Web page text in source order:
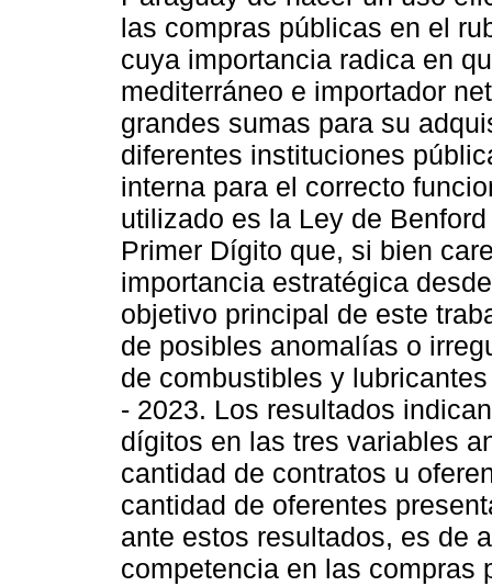
las compras públicas en el
cuya importancia radica en
mediterráneo e importador
grandes sumas para su
diferentes instituciones
interna para el correcto
utilizado es la Ley de
Primer Dígito que, si bien
importancia estratégica
objetivo principal de este
de posibles anomalías o
de combustibles y
- 2023. Los resultados
dígitos en las tres variables
cantidad de contratos u
cantidad de oferentes
ante estos resultados, es de
competencia en las compras